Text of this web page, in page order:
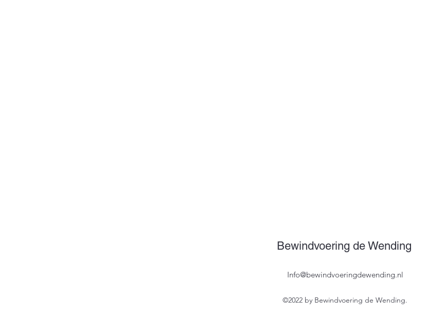
Bewindvoering de Wending
Info@bewindvoeringdewending.nl
©2022 by Bewindvoering de Wending.